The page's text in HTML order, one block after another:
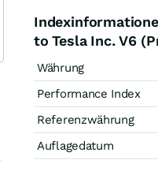
to Tesla Inc. V6
Währung
Performance Index
Referenzwährung
Auflagedatum